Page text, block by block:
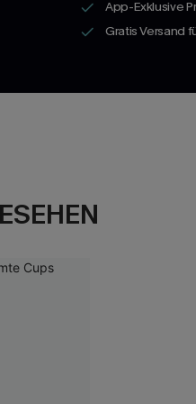
App-Exklusive
Gratis Versand